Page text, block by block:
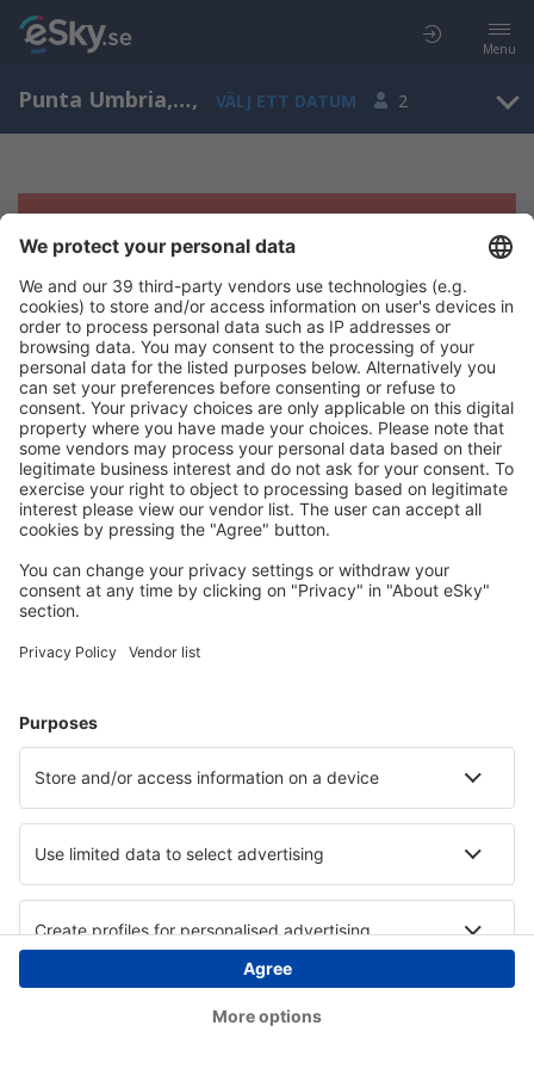
Menu
Punta Umbria, Andalusia, Spanien, VÄLJ ETT DATUM 2
Tyvärr, inga resultat för denna sökning
Försök att söka med andra kriterier
Copyright © eSky.se. Alla rättigheter förbehålls.